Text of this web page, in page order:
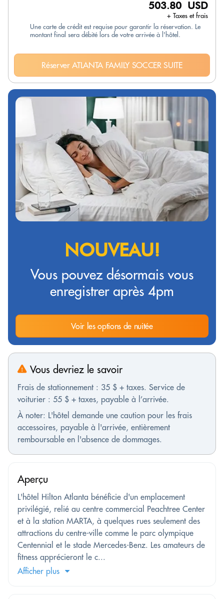
503.80 USD
+ Taxes et frais
Une carte de crédit est requise pour garantir la réservation. Le
montant final sera débité lors de votre arrivée à l'hôtel.
Réserver ATLANTA FAMILY SOCCER SUITE
NOUVEAU!
Vous pouvez désormais vous
enregistrer après 4pm
Voir les options de nuitée
Vous devriez le savoir
Frais de stationnement : 35 $ + taxes. Service de
voiturier : 55 $ + taxes, payable à l’arrivée.
À noter: L'hôtel demande une caution pour les frais
accessoires, payable à l'arrivée, entièrement
remboursable en l'absence de dommages.
Aperçu
L'hôtel Hilton Atlanta bénéficie d'un emplacement
privilégié, relié au centre commercial Peachtree Center
et à la station MARTA, à quelques rues seulement des
attractions du centre-ville comme le parc olympique
Centennial et le stade Mercedes-Benz. Les amateurs de
fitness apprécieront le c...
Afficher plus